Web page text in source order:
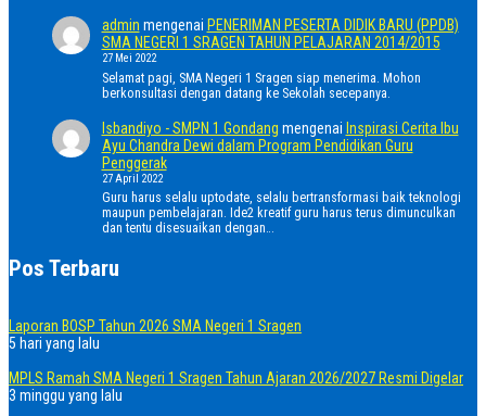
admin mengenai PENERIMAN PESERTA DIDIK BARU (PPDB)
SMA NEGERI 1 SRAGEN TAHUN PELAJARAN 2014/2015
27 Mei 2022
Selamat pagi, SMA Negeri 1 Sragen siap menerima. Mohon
berkonsultasi dengan datang ke Sekolah secepanya.
Isbandiyo - SMPN 1 Gondang mengenai Inspirasi Cerita Ibu
Ayu Chandra Dewi dalam Program Pendidikan Guru
Penggerak
27 April 2022
Guru harus selalu uptodate, selalu bertransformasi baik teknologi
maupun pembelajaran. Ide2 kreatif guru harus terus dimunculkan
dan tentu disesuaikan dengan…
Pos Terbaru
Laporan BOSP Tahun 2026 SMA Negeri 1 Sragen
5 hari yang lalu
MPLS Ramah SMA Negeri 1 Sragen Tahun Ajaran 2026/2027 Resmi Digelar
3 minggu yang lalu